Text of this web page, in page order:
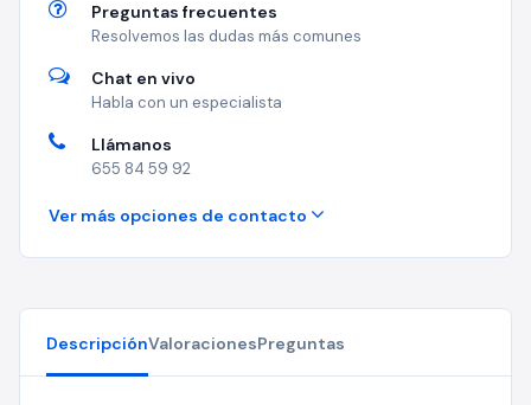
Preguntas frecuentes
Resolvemos las dudas más comunes
Chat en vivo
Habla con un especialista
Llámanos
655 84 59 92
Ver más opciones de contacto
DescripciónValoracionesPreguntas